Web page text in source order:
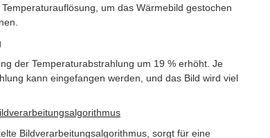
um das Wärmebild gestochen
der Temperaturabstrahlung um 19 % erhöht. Je
kann eingefangen werden, und das Bild wird viel
Bildverarbeitungsalgorithmus, sorgt für eine